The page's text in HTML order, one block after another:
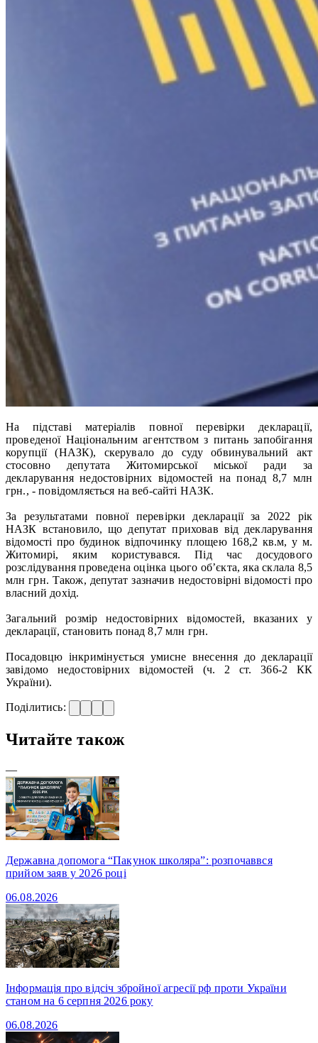
На підставі матеріалів повної перевірки декларації,
проведеної Національним агентством з питань запобігання
корупції (НАЗК), скерувало до суду обвинувальний акт
стосовно депутата Житомирської міської ради за
декларування недостовірних відомостей на понад 8,7 млн
грн., - повідомляється на веб-сайті НАЗК.
За результатами повної перевірки декларації за 2022 рік
НАЗК встановило, що депутат приховав від декларування
відомості про будинок відпочинку площею 168,2 кв.м, у м.
Житомирі, яким користувався. Під час досудового
розслідування проведена оцінка цього обʼєкта, яка склала 8,5
млн грн. Також, депутат зазначив недостовірні відомості про
власний дохід.
Загальний розмір недостовірних відомостей, вказаних у
декларації, становить понад 8,7 млн грн.
Посадовцю інкримінується умисне внесення до декларації
завідомо недостовірних відомостей (ч. 2 ст. 366-2 КК
України).
Поділитись:
Читайте також
—
Державна допомога “Пакунок школяра”: розпочаввся
прийом заяв у 2026 році
06.08.2026
Інформація про відсіч збройної агресії рф проти України
станом на 6 серпня 2026 року
06.08.2026